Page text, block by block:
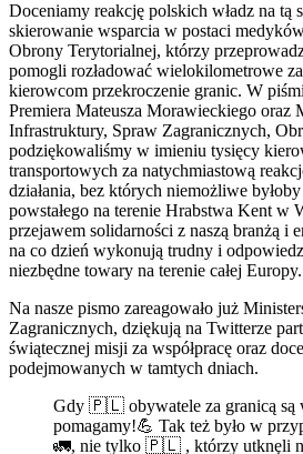
Doceniamy reakcję polskich władz na tą
skierowanie wsparcia w postaci
Obrony Terytorialnej, którzy
pomogli rozładować wielokilometrowe
kierowcom przekroczenie granic. W
Premiera Mateusza Morawieckiego oraz
Infrastruktury, Spraw Zagranicznych,
podziękowaliśmy w imieniu tysięcy
transportowych za natychmiastową
działania, bez których niemożliwe
powstałego na terenie Hrabstwa Kent w
przejawem solidarności z naszą branżą i
na co dzień wykonują trudny i
niezbędne towary na terenie całej Europy.
Na nasze pismo zareagowało już
Zagranicznych, dziękują na Twitterze
świątecznej misji za współpracę oraz
podejmowanych w tamtych dniach.
Gdy 🇵🇱 obywatele za granicą są
pomagamy!💪 Tak też było w
🚛, nie tylko 🇵🇱 , którzy